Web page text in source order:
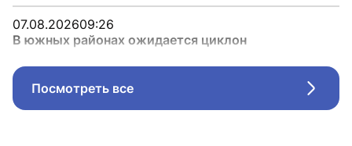
07.08.202609:26
В южных районах ожидается циклон
Посмотреть все